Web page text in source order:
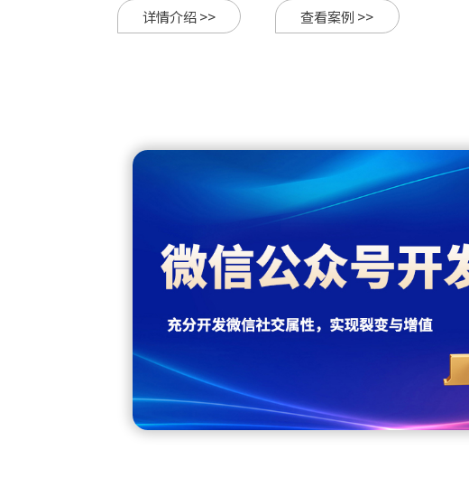
详情介绍 >> 查看案例 >>